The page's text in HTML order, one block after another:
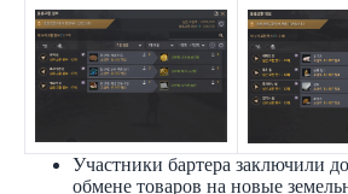
Участники бартера заключили
обмене товаров на новые